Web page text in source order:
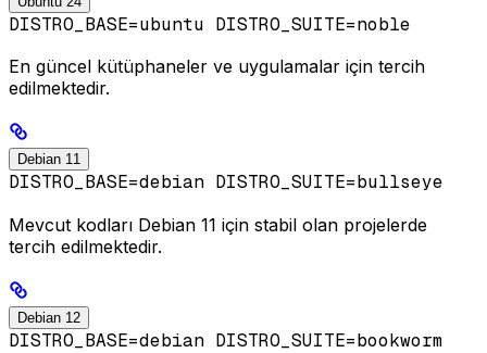
DISTRO_BASE=ubuntu DISTRO_SUITE=noble
En güncel kütüphaneler ve uygulamalar için tercih
edilmektedir.
Debian 11
DISTRO_BASE=debian DISTRO_SUITE=bullseye
Mevcut kodları Debian 11 için stabil olan projelerde
tercih edilmektedir.
Debian 12
DISTRO_BASE=debian DISTRO_SUITE=bookworm